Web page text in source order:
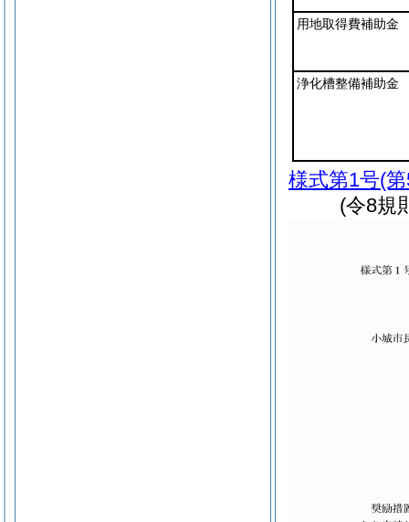
用地取得費補助金
浄化槽整備補助金
様式第1号(
(令8規